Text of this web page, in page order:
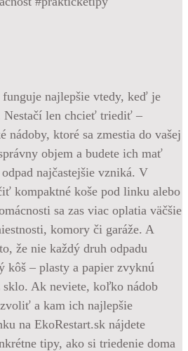
najlepšie vtedy, keď je
Nestačí len chcieť triediť –
nádoby, ktoré sa zmestia do vašej
objem a budete ich mať
najčastejšie vzniká. V
kompaktné koše pod linku alebo
sa zas viac oplatia väčšie
komory či garáže. A
že nie každý druh odpadu
kôš – plasty a papier zvyknú
sklo. Ak neviete, koľko nádob
a kam ich najlepšie
na EkoRestart.sk nájdete
tipy, ako si triedenie doma